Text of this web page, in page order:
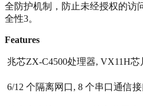
全防护机制，防止未经授权的访
全性‌3。
Features
 兆芯ZX-C4500处理器, VX11H芯
 6/12 个隔离网口, 8 个串口通信